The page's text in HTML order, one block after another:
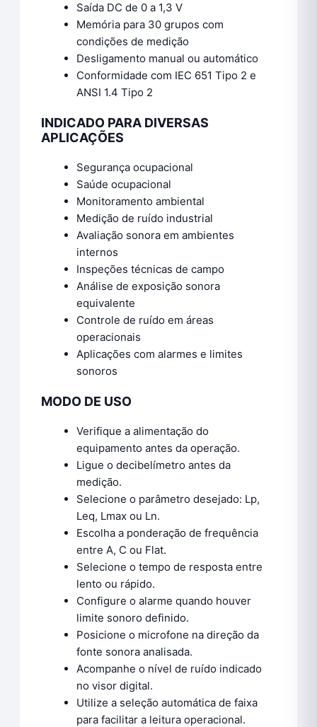
Saída DC de 0 a 1,3 V
Memória para 30 grupos com
condições de medição
Desligamento manual ou automático
Conformidade com IEC 651 Tipo 2 e
ANSI 1.4 Tipo 2
INDICADO PARA DIVERSAS
APLICAÇÕES
Segurança ocupacional
Saúde ocupacional
Monitoramento ambiental
Medição de ruído industrial
Avaliação sonora em ambientes
internos
Inspeções técnicas de campo
Análise de exposição sonora
equivalente
Controle de ruído em áreas
operacionais
Aplicações com alarmes e limites
sonoros
MODO DE USO
Verifique a alimentação do
equipamento antes da operação.
Ligue o decibelímetro antes da
medição.
Selecione o parâmetro desejado: Lp,
Leq, Lmax ou Ln.
Escolha a ponderação de frequência
entre A, C ou Flat.
Selecione o tempo de resposta entre
lento ou rápido.
Configure o alarme quando houver
limite sonoro definido.
Posicione o microfone na direção da
fonte sonora analisada.
Acompanhe o nível de ruído indicado
no visor digital.
Utilize a seleção automática de faixa
para facilitar a leitura operacional.